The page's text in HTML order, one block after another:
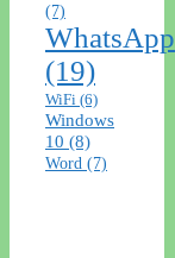
(7)
WhatsApp
(19)
WiFi (6)
Windows
10 (8)
Word (7)